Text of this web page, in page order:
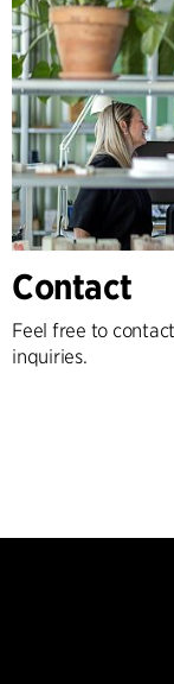
Contact
Feel free to
inquiries.